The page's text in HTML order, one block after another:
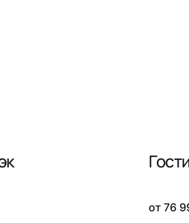
от 76